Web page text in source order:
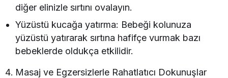
diğer elinizle sırtını ovalayın.
Yüzüstü kucağa yatırma: Bebeği kolunuza
yüzüstü yatırarak sırtına hafifçe vurmak bazı
bebeklerde oldukça etkilidir.
Masaj ve Egzersizlerle Rahatlatıcı Dokunuşlar